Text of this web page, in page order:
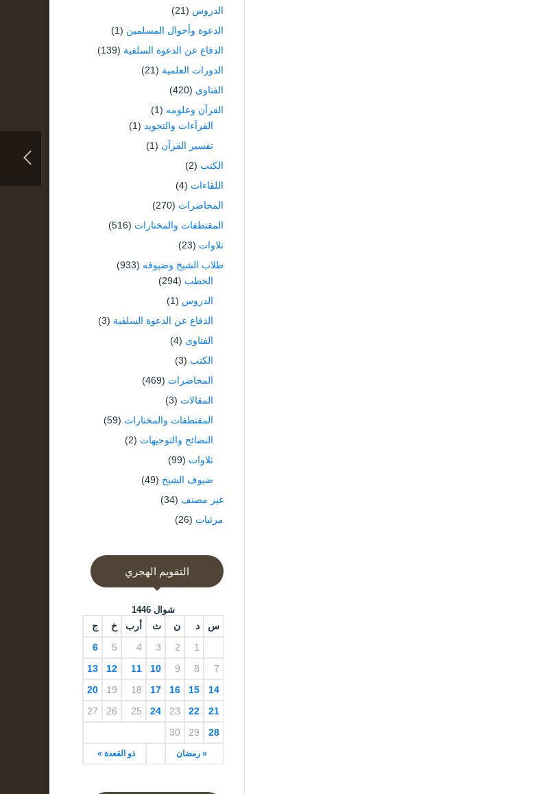
الدروس (21)
الدعوة وأحوال المسلمين (1)
الدفاع عن الدعوة السلفية (139)
الدورات العلمية (21)
الفتاوى (420)
القرآن وعلومه (1)
القرآءات والتجويد (1)
تفسير القرآن (1)
الكتب (2)
اللقاءات (4)
المحاضرات (270)
المقتطفات والمختارات (516)
تلاوات (23)
طلاب الشيخ وضيوفه (933)
الخطب (294)
الدروس (1)
الدفاع عن الدعوة السلفية (3)
الفتاوى (4)
الكتب (3)
المحاضرات (469)
المقالات (3)
المقتطفات والمختارات (59)
النصائح والتوجيهات (2)
تلاوات (99)
ضيوف الشيخ (49)
غير مصنف (34)
مرئيات (26)
التقويم الهجري
شوال 1446
س د ن ث أرب خ ج
« رمضان ذو القعدة »
1
2
3
4
5
6
7
8
9
10
11
12
13
14
15
16
17
18
19
20
21
22
23
24
25
26
27
28
29
30